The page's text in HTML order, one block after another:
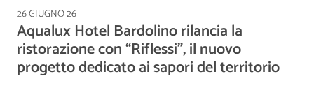
26 GIUGNO 26
Aqualux Hotel Bardolino rilancia la
ristorazione con “Riflessi”, il nuovo
progetto dedicato ai sapori del territorio